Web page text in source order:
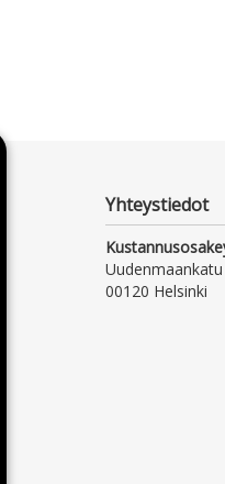
Yhteystiedot
00120 Helsinki